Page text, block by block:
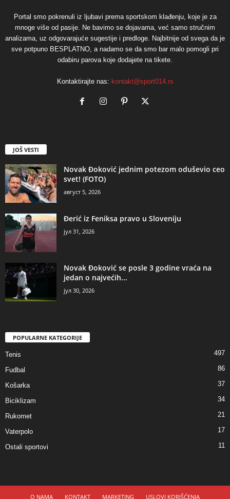
Portal smo pokrenuli iz ljubavi prema sportskom klađenju, koje je za
mnoge više od pasije. Ne bavimo se dojavama, već samo stručnim
analizama, uz odgovarajuće sugestije i predloge. Najbitnije od svega da je
sve potpuno BESPLATNO, a nadamo se da smo bar malo pomogli pri
odabiru parova koje dodajete na tikete.
Kontaktirajte nas: kontakt@sport014.rs
JOŠ VESTI
Novak Đoković jednim potezom oduševio ceo
svet! (FOTO)
август 5, 2026
Đerić iz Feniksa pravo u Sloveniju
јул 31, 2026
Novak Đoković se posle 3 godine vraća na
jedan o najvećih...
јул 30, 2026
POPULARNE KATEGORIJE
Tenis 497
Fudbal 86
Košarka 37
Biciklizam 34
Rukomet 21
Vaterpolo 17
Ostali sportovi 11
O NAMA KONTAKT MARKETING USLOVI KORIŠĆENJA